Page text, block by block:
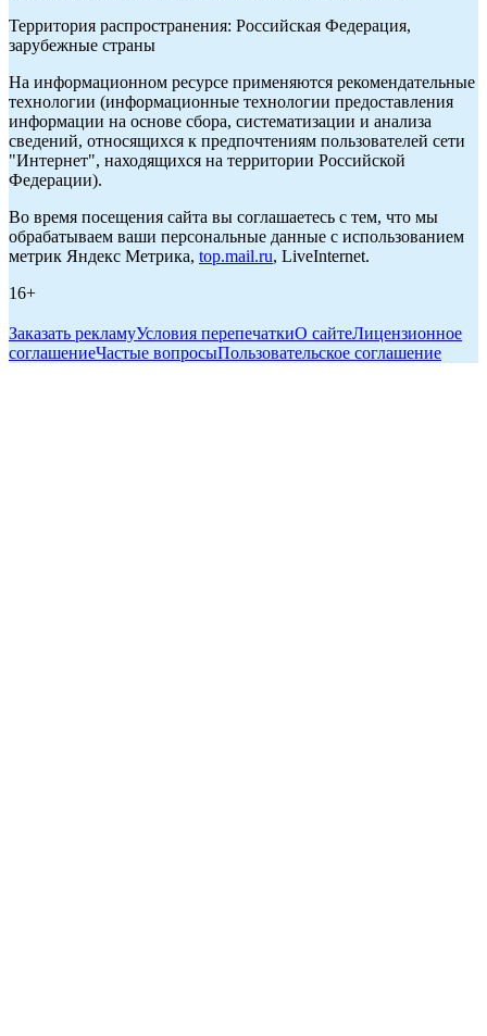
Территория распространения: Российская Федерация,
зарубежные страны
На информационном ресурсе применяются рекомендательные
технологии (информационные технологии предоставления
информации на основе сбора, систематизации и анализа
сведений, относящихся к предпочтениям пользователей сети
"Интернет", находящихся на территории Российской
Федерации).
Во время посещения сайта вы соглашаетесь с тем, что мы
обрабатываем ваши персональные данные с использованием
метрик Яндекс Метрика, top.mail.ru, LiveInternet.
16+
Заказать рекламуУсловия перепечаткиО сайтеЛицензионное
соглашениеЧастые вопросыПользовательское соглашение